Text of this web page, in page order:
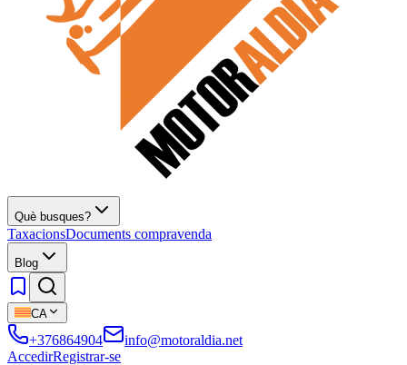
Què busques?
TaxacionsDocuments compravenda
Blog
CA
+376864904
info@motoraldia.net
AccedirRegistrar-se